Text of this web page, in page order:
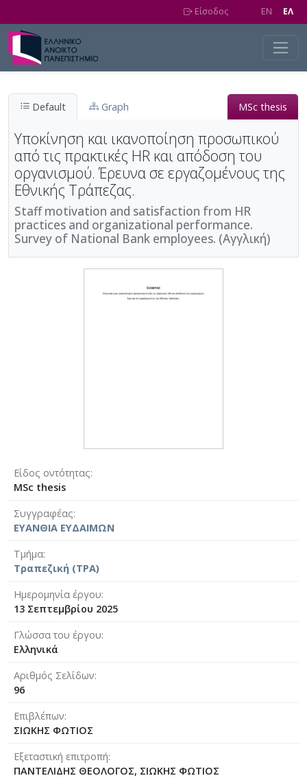
Είσοδος EN EΛ
Default Graph MSc thesis
Υποκίνηση και ικανοποίηση προσωπικού
από τις πρακτικές HR και απόδοση του
οργανισμού. Έρευνα σε εργαζομένους της
Εθνικής Τράπεζας.
Staff motivation and satisfaction from HR
practices and organizational performance.
Survey of National Bank employees. (Αγγλική)
Είδος οντότητας
MSc thesis
Συγγραφέας
ΕΥΑΝΘΙΑ ΕΥΔΑΙΜΩΝ
Τμήμα
Τραπεζική (ΤΡΑ)
Ημερομηνία έργου
13 Σεπτεμβρίου 2025
Γλώσσα του έργου
Ελληνικά
Αριθμός Σελίδων
96
Επιβλέπων
ΣΙΩΚΗΣ ΦΩΤΙΟΣ
Εξεταστική επιτροπή
ΠΑΝΤΕΛΙΔΗΣ ΘΕΟΛΟΓΟΣ, ΣΙΩΚΗΣ ΦΩΤΙΟΣ